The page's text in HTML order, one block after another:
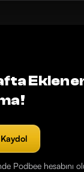
Podbee hesabını